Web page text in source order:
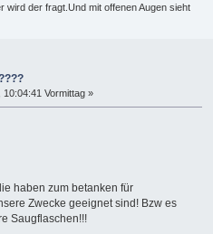
wird der fragt.Und mit offenen Augen sieht
Vormittag »
haben zum betanken für
Zwecke geeignet sind! Bzw es
Saugflaschen!!!